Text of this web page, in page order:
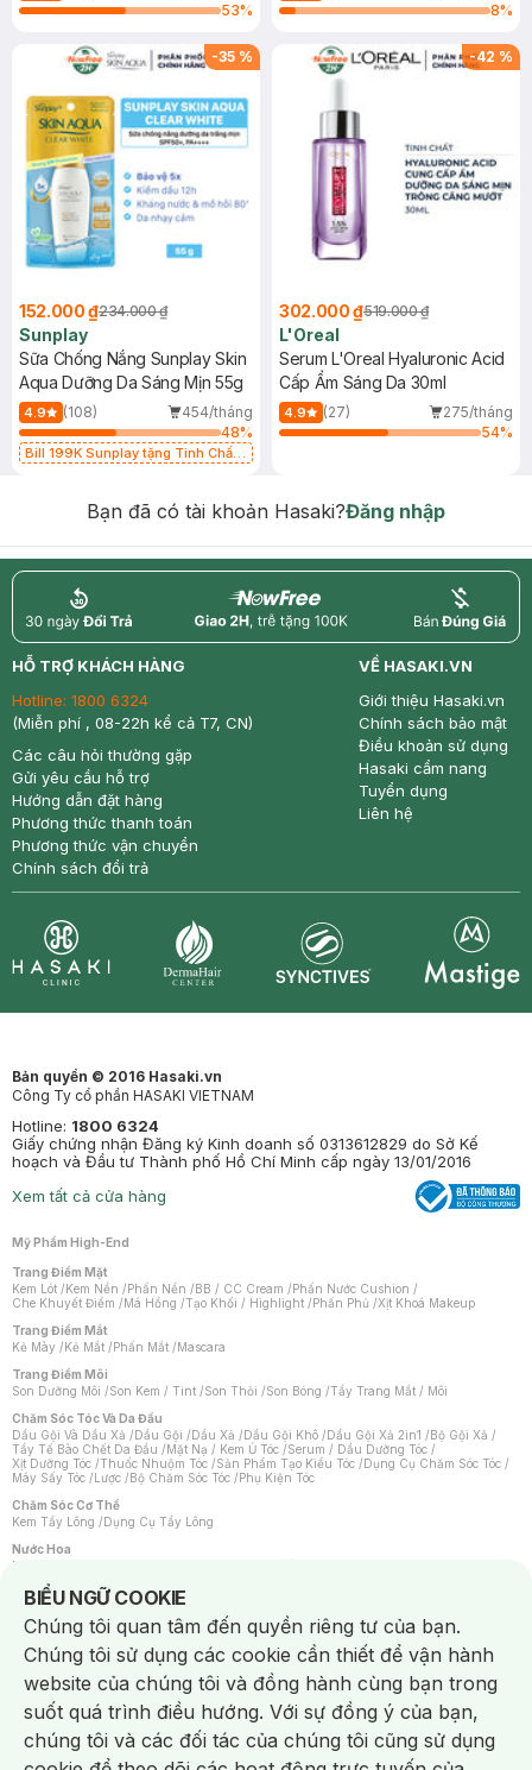
53%
8%
-35 %
152.000 ₫234.000 ₫
Sunplay
Sữa Chống Nắng Sunplay Skin
Aqua Dưỡng Da Sáng Mịn 55g
4.9 (108)
454/tháng
48%
Bill 199K Sunplay tặng Tinh Chất
-42 %
302.000 ₫519.000 ₫
L'Oreal
Serum L'Oreal Hyaluronic Acid
Cấp Ẩm Sáng Da 30ml
4.9 (27)
275/tháng
54%
Bạn đã có tài khoản Hasaki?Đăng nhập
return nowfree price
HỖ TRỢ KHÁCH HÀNG
Hotline: 1800 6324
(Miễn phí , 08-22h kể cả T7, CN)
Các câu hỏi thường gặp
Gửi yêu cầu hỗ trợ
Hướng dẫn đặt hàng
Phương thức thanh toán
Phương thức vận chuyển
Chính sách đổi trả
VỀ HASAKI.VN
Giới thiệu Hasaki.vn
Chính sách bảo mật
Điều khoản sử dụng
Hasaki cẩm nang
Tuyển dụng
Liên hệ
Bản quyền © 2016 Hasaki.vn
Công Ty cổ phần HASAKI VIETNAM
Hotline: 1800 6324
Giấy chứng nhận Đăng ký Kinh doanh số 0313612829 do Sở Kế
hoạch và Đầu tư Thành phố Hồ Chí Minh cấp ngày 13/01/2016
Xem tất cả cửa hàng
Mỹ Phẩm High-End
Trang Điểm Mặt
Kem Lót /Kem Nền /Phấn Nền /BB / CC Cream /Phấn Nước Cushion /
Che Khuyết Điểm /Má Hồng /Tạo Khối / Highlight /Phấn Phủ /Xịt Khoá Makeup
Trang Điểm Mắt
Kẻ Mày /Kẻ Mắt /Phấn Mắt /Mascara
Trang Điểm Môi
Son Dưỡng Môi /Son Kem / Tint /Son Thỏi /Son Bóng /Tẩy Trang Mắt / Môi
Chăm Sóc Tóc Và Da Đầu
Dầu Gội Và Dầu Xả /Dầu Gội /Dầu Xả /Dầu Gội Khô /Dầu Gội Xả 2in1 /Bộ Gội Xả /
Tẩy Tế Bào Chết Da Đầu /Mặt Nạ / Kem Ủ Tóc /Serum / Dầu Dưỡng Tóc /
Xịt Dưỡng Tóc /Thuốc Nhuộm Tóc /Sản Phẩm Tạo Kiểu Tóc /Dụng Cụ Chăm Sóc Tóc /
Máy Sấy Tóc /Lược /Bộ Chăm Sóc Tóc /Phụ Kiện Tóc
Chăm Sóc Cơ Thể
Kem Tẩy Lông /Dụng Cụ Tẩy Lông
Nước Hoa
Nước Hoa Nữ
Chăm Sóc Cá Nhân
Chống Muỗi /Khẩu Trang /Máy Massage/Mặt Nạ Xông Hơi /Nước Rửa Tay/
Sản Phẩm Chăm Sóc Khác /Bàn Chải Đánh Răng /Bàn Chải Điện/
Hỗ Trợ Trắng Răng/Kem Đánh Răng /Máy Tăm Nước/ Nước Súc Miệng/
Tăm / Chỉ Nha Khoa/ Xịt Thơm Miệng / Dung Dịch Vệ Sinh/Dưỡng Vùng Kín/
Khăn Ướt Vệ Sinh Vùng Kín/Băng Vệ Sinh/Tampon/Bọt Cạo Râu /Dao Cạo Râu/
Máy Cạo Râu
Vấn Đề Về Da
Da Dầu / Lỗ Chân Lông To/ Da Khô / Mất Nước/ Da Lão Hóa/ Da Mụn/
Da Nhạy Cảm / Kích Ứng
Da Xỉn Màu Thâm / Nám / Tàn Nhang
BIỂU NGỮ COOKIE
Notice about cookies usage
Chúng tôi quan tâm đến quyền riêng tư của bạn.
Chúng tôi sử dụng các cookie cần thiết để vận hành
website của chúng tôi và đồng hành cùng bạn trong
suốt quá trình điều hướng. Với sự đồng ý của bạn,
chúng tôi và các đối tác của chúng tôi cũng sử dụng